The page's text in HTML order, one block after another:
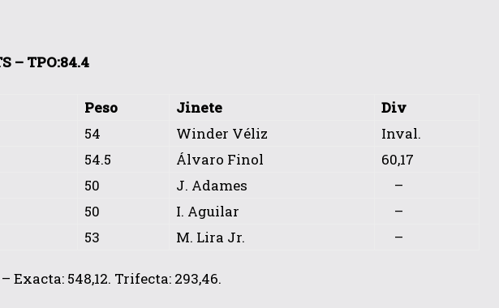
– TPO:84.4
Peso Jinete
Div
54 Winder Véliz
Inval.
54.5 Álvaro Finol
60,17
50 J. Adames
–
50 I. Aguilar
–
53 M. Lira Jr. –
Exacta: 548,12. Trifecta: 293,46.